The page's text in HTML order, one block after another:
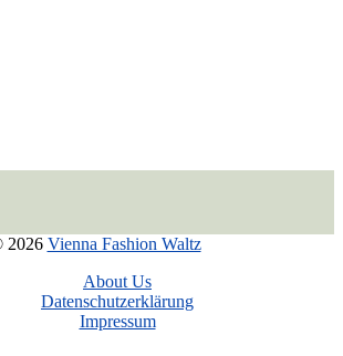
2026 Vienna Fashion Waltz
About Us
Datenschutzerklärung
Impressum